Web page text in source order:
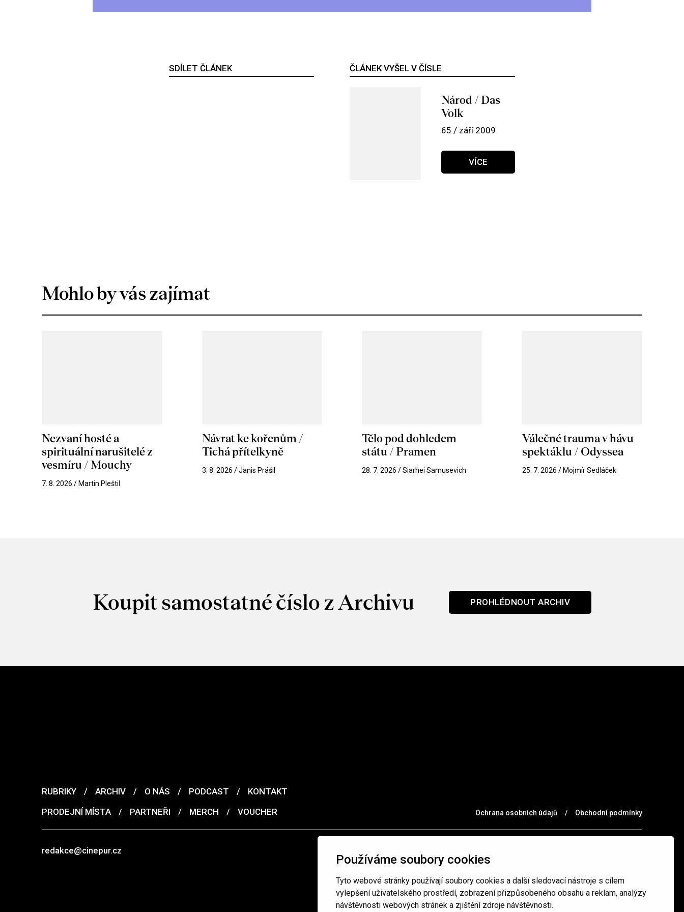
Používáme soubory cookies
Tyto webové stránky používají soubory cookies a další sledovací nástroje s cílem
vylepšení uživatelského prostředí, zobrazení přizpůsobeného obsahu a reklam, analýzy
návštěvnosti webových stránek a zjištění zdroje návštěvnosti.
SDÍLET ČLÁNEK ČLÁNEK VYŠEL V ČÍSLE
Národ / Das
Volk
65 / září 2009
VÍCE
Mohlo by vás zajímat
Nezvaní hosté a
spirituální narušitelé z
vesmíru / Mouchy
7. 8. 2026 / Martin Pleštil
Návrat ke kořenům /
Tichá přítelkyně
3. 8. 2026 / Janis Prášil
Tělo pod dohledem
státu / Pramen
28. 7. 2026 / Siarhei Samusevich
Válečné trauma v hávu
spektáklu / Odyssea
25. 7. 2026 / Mojmír Sedláček
Koupit samostatné číslo z Archivu PROHLÉDNOUT ARCHIV
RUBRIKY / ARCHIV / O NÁS / PODCAST /
KONTAKT
PRODEJNÍ MÍSTA
/ PARTNEŘI / MERCH / VOUCHER Ochrana osobních údajů / Obchodní podmínky
redakce@cinepur.cz